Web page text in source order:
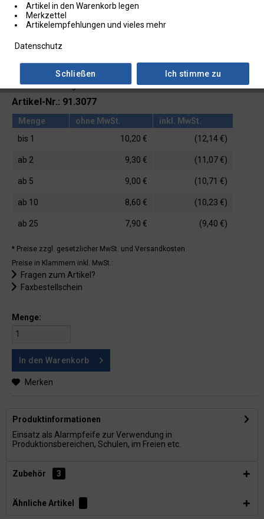
Lieferzeit: ab Lager
Artikel-Nr.: 91.3077
Menge ohne MwSt.
inkl. MwSt.
bis 1 10,20 € (12,14 €)
ab 2 9,30 € (11,07 €)
ab 5 9,00 € (10,71 €)
ab 10 8,60 € (10,23 €)
ab 25 7,90 € (9,40 €)
* Preise zzgl. gesetzlicher MwSt. und Versandkosten
Preise in Klammern inkl. MwSt.:
Fragen zum Artikel?
Faxbestellschein
Menge:
In den Warenkorb
Merken
Produktinformationen
Einsatz als Alarmpfeife zur Verwendung in
Produktionsbereichen, Schulen, im Freien etc.
Zubehör 3
Ähnliche Artikel
Artikel in den Warenkorb legen
Merkzettel
Artikelempfehlungen und vieles mehr
Datenschutz
Ich stimme zu
Schließen